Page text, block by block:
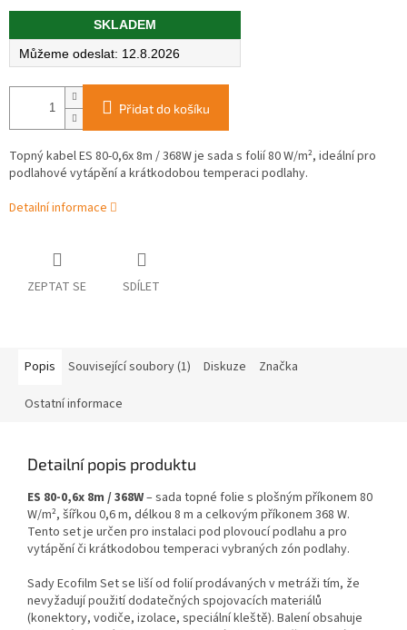
Měrná
SKLADEM
12.8.2026
Přidat do košíku
Topný kabel ES 80-0,6x 8m / 368W je sada s folií 80 W/m², ideální pro
podlahové vytápění a krátkodobou temperaci podlahy.
Detailní informace
ZEPTAT SE SDÍLET
Popis Související soubory (1) Diskuze Značka
Ostatní informace
Detailní popis produktu
ES 80-0,6x 8m / 368W– sada topné folie s plošným příkonem 80
W/m², šířkou 0,6 m, délkou 8 m a celkovým příkonem 368 W.
Tento set je určen pro instalaci pod plovoucí podlahu a pro
vytápění či krátkodobou temperaci vybraných zón podlahy.
Sady Ecofilm Set se liší od folií prodávaných v metráži tím, že
nevyžadují použití dodatečných spojovacích materiálů
(konektory, vodiče, izolace, speciální kleště). Balení obsahuje